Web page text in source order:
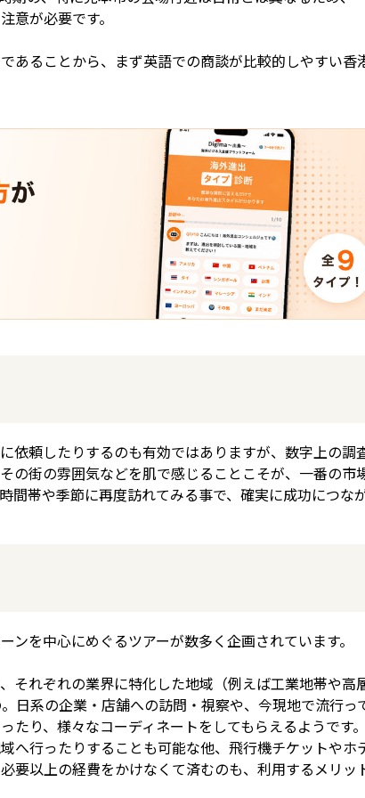
意が必要です。
あることから、まず英語での商談が比較的しやすい香
依頼したりするのも有効ではありますが、数字上の調
の街の雰囲気などを肌で感じることこそが、一番の市
間帯や季節に再度訪れてみる事で、確実に成功につな
を中心にめぐるツアーが数多く企画されています。
それぞれの業界に特化した地域（例えば工業地帯や高
日系の企業・店舗への訪問・視察や、今現地で流行っ
たり、様々なコーディネートをしてもらえるようです
へ行ったりすることも可能な他、飛行機チケットやホ
要以上の経費をかけなくて済むのも、利用するメリッ